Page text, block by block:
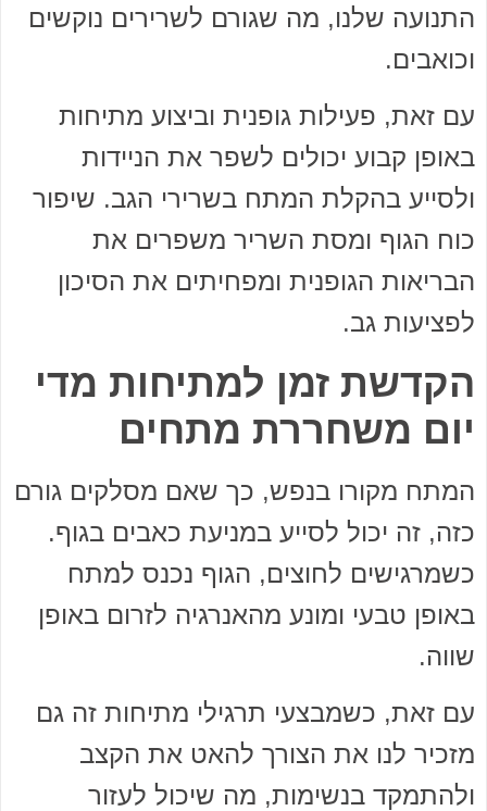
התנועה שלנו, מה שגורם לשרירים נוקשים
וכואבים.
עם זאת, פעילות גופנית וביצוע מתיחות
באופן קבוע יכולים לשפר את הניידות
ולסייע בהקלת המתח בשרירי הגב. שיפור
כוח הגוף ומסת השריר משפרים את
הבריאות הגופנית ומפחיתים את הסיכון
לפציעות גב.
הקדשת זמן למתיחות מדי
יום משחררת מתחים
המתח מקורו בנפש, כך שאם מסלקים גורם
כזה, זה יכול לסייע במניעת כאבים בגוף.
כשמרגישים לחוצים, הגוף נכנס למתח
באופן טבעי ומונע מהאנרגיה לזרום באופן
שווה.
עם זאת, כשמבצעי תרגילי מתיחות זה גם
מזכיר לנו את הצורך להאט את הקצב
ולהתמקד בנשימות, מה שיכול לעזור